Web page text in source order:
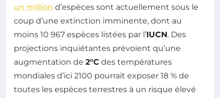
un million d’espèces sont actuellement sous le
coup d’une extinction imminente, dont au
moins 10 967 espèces listées par l’IUCN. Des
projections inquiétantes prévoient qu’une
augmentation de 2°C des températures
mondiales d’ici 2100 pourrait exposer 18 % de
toutes les espèces terrestres à un risque élevé